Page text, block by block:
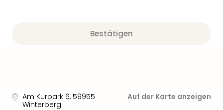
Bestätigen
Am Kurpark 6, 59955
Winterberg
Auf der Karte anzeigen